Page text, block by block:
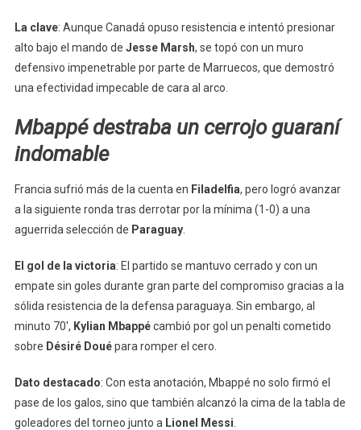
La clave: Aunque Canadá opuso resistencia e intentó presionar
alto bajo el mando de Jesse Marsh, se topó con un muro
defensivo impenetrable por parte de Marruecos, que demostró
una efectividad impecable de cara al arco.
Mbappé destraba un cerrojo guaraní
indomable
Francia sufrió más de la cuenta en Filadelfia, pero logró avanzar
a la siguiente ronda tras derrotar por la mínima (1-0) a una
aguerrida selección de Paraguay.
El gol de la victoria: El partido se mantuvo cerrado y con un
empate sin goles durante gran parte del compromiso gracias a la
sólida resistencia de la defensa paraguaya. Sin embargo, al
minuto 70′, Kylian Mbappécambió por gol un penalti cometido
sobre Désiré Douépara romper el cero.
Dato destacado: Con esta anotación, Mbappé no solo firmó el
pase de los galos, sino que también alcanzó la cima de la tabla de
goleadores del torneo junto a Lionel Messi